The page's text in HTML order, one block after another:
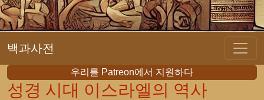
백과사전
우리를 Patreon에서 지원하다
성경 시대 이스라엘의 역사